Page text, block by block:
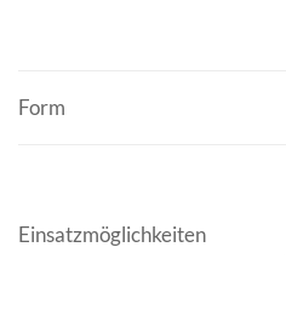
Form
Einsatzmöglichkeiten